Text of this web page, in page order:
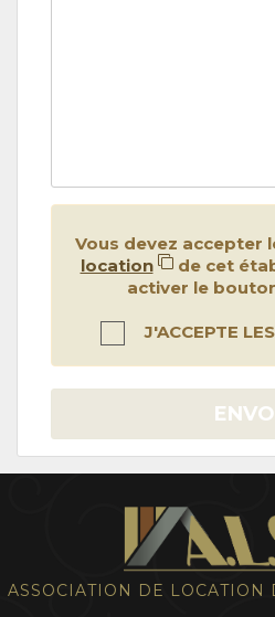
Vous devez accepter
location
de cet
activer le
J'ACCEPTE
ASSOCIATION DE LOCATION